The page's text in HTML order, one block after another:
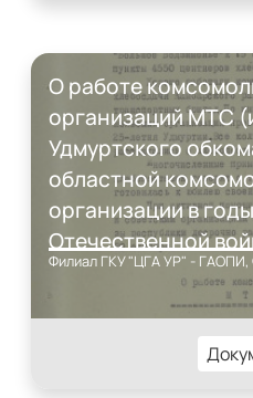
О работе
организаций МТС
Удмуртского
областной
организации в
Отечественной
Филиал ГКУ "ЦГА УР" - ГАОПИ,